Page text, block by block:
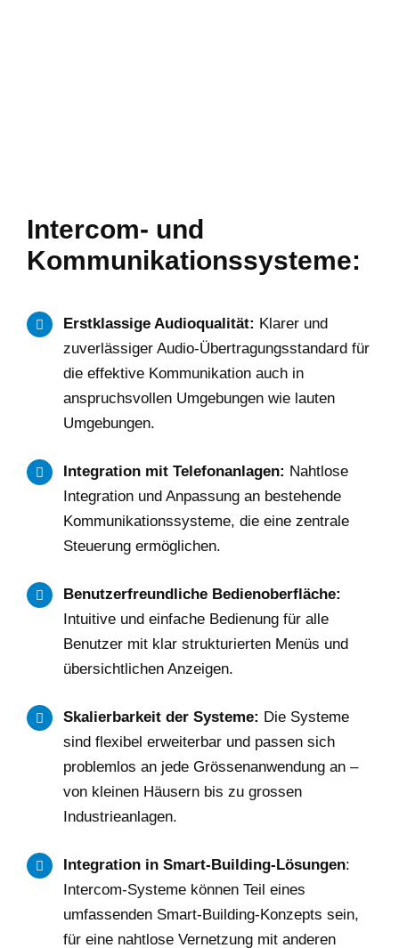
Intercom- und
Kommunikationssysteme:
Erstklassige Audioqualität: Klarer und
zuverlässiger Audio-Übertragungsstandard für
die effektive Kommunikation auch in
anspruchsvollen Umgebungen wie lauten
Umgebungen.
Integration mit Telefonanlagen: Nahtlose
Integration und Anpassung an bestehende
Kommunikationssysteme, die eine zentrale
Steuerung ermöglichen.
Benutzerfreundliche Bedienoberfläche:
Intuitive und einfache Bedienung für alle
Benutzer mit klar strukturierten Menüs und
übersichtlichen Anzeigen.
Skalierbarkeit der Systeme: Die Systeme
sind flexibel erweiterbar und passen sich
problemlos an jede Grössenanwendung an –
von kleinen Häusern bis zu grossen
Industrieanlagen.
Integration in Smart-Building-Lösungen:
Intercom-Systeme können Teil eines
umfassenden Smart-Building-Konzepts sein,
für eine nahtlose Vernetzung mit anderen